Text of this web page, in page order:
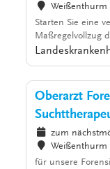
Weißenthurm
Starten Sie eine
Maßregelvollzug
Oberarzt
zum
Weißenthurm
für unsere